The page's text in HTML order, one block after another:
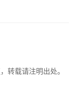
转载请注明出处。